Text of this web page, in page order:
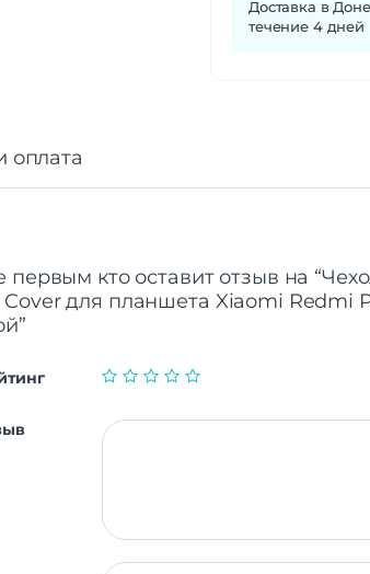
Доставка в
течение 4 дней
оплата
первым кто оставит отзыв на
Cover для планшета Xiaomi Redmi